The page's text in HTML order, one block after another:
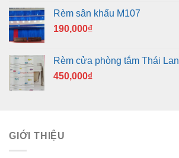
Rèm sân khấu M107
190,000₫
Rèm cửa phòng tắm Thái Lan
450,000₫
GIỚI THIỆU